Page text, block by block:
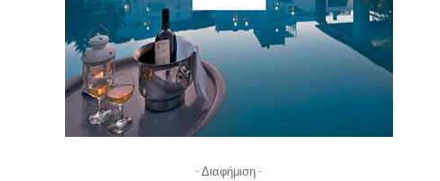
- Διαφήμιση -